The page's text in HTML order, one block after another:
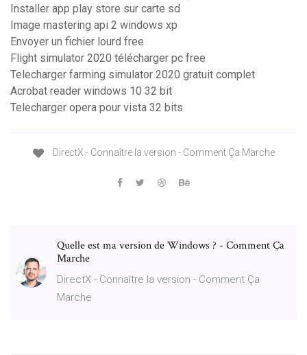
Installer app play store sur carte sd
Image mastering api 2 windows xp
Envoyer un fichier lourd free
Flight simulator 2020 télécharger pc free
Telecharger farming simulator 2020 gratuit complet
Acrobat reader windows 10 32 bit
Telecharger opera pour vista 32 bits
DirectX - Connaître la version - Comment Ça Marche
Quelle est ma version de Windows ? - Comment Ça
Marche
DirectX - Connaître la version - Comment Ça
Marche